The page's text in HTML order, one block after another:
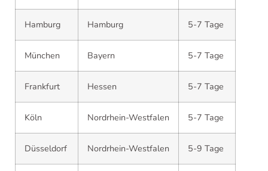
Hamburg Hamburg 5-7 Tage
München Bayern 5-7 Tage
Frankfurt Hessen 5-7 Tage
Köln Nordrhein-Westfalen 5-7 Tage
Düsseldorf Nordrhein-Westfalen 5-9 Tage